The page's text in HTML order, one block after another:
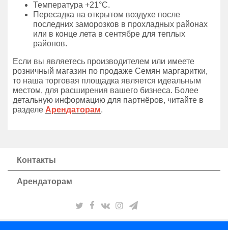
Температура +21°C.
Пересадка на открытом воздухе после
последних заморозков в прохладных районах
или в конце лета в сентябре для теплых
районов.
Если вы являетесь производителем или имеете
розничный магазин по продаже Семян маргаритки,
то наша торговая площадка является идеальным
местом, для расширения вашего бизнеса. Более
детальную информацию для партнёров, читайте в
разделе Арендаторам.
Контакты
Арендаторам